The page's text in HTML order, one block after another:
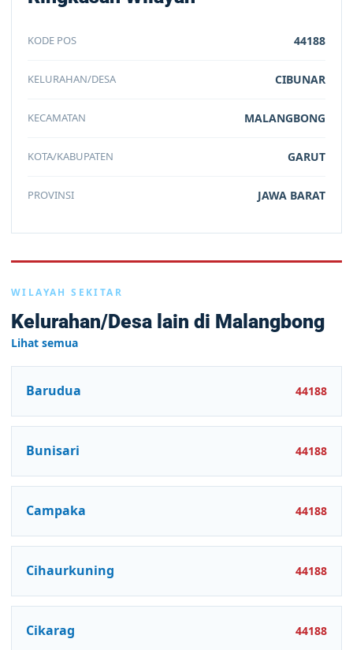
KODE POS 44188
KELURAHAN/DESA CIBUNAR
KECAMATAN MALANGBONG
KOTA/KABUPATEN GARUT
PROVINSI JAWA BARAT
WILAYAH SEKITAR
Kelurahan/Desa lain di Malangbong
Lihat semua
Barudua 44188
Bunisari 44188
Campaka 44188
Cihaurkuning 44188
Cikarag 44188